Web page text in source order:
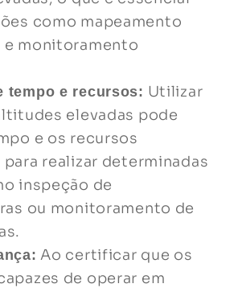
como mapeamento
monitoramento
tempo e recursos: Utilizar
elevadas pode
e os recursos
realizar determinadas
inspeção de
ou monitoramento de
Ao certificar que os
de operar em